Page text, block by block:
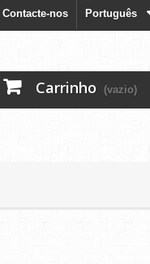
Português
Contacte-nos
Carrinho (vazio)